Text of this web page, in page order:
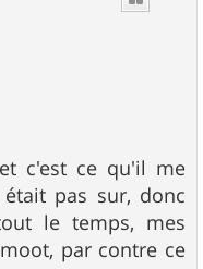
c'est ce qu'il me
pas sur, donc
le temps, mes
par contre ce